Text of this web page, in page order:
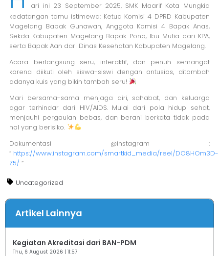
ari ini 23 September 2025, SMK Maarif Kota Mungkid
kedatangan tamu istimewa: Ketua Komisi 4 DPRD Kabupaten
Magelang Bapak Gunawan, Anggota Komisi 4 Bapak Anas,
Sekda Kabupaten Magelang Bapak Pono, Ibu Mutia dari KPA,
serta Bapak Aan dari Dinas Kesehatan Kabupaten Magelang.
Acara berlangsung seru, interaktif, dan penuh semangat
karena diikuti oleh siswa-siswi dengan antusias, ditambah
adanya kuis yang bikin tambah seru!
Mari bersama-sama menjaga diri, sahabat, dan keluarga
agar terhindar dari HIV/AIDS. Mulai dari pola hidup sehat,
menjauhi pergaulan bebas, dan berani berkata tidak pada
hal yang berisiko.
Dokumentasi @instagram :
” https://www.instagram.com/smartkid_media/reel/DO8HOm3D-
Z5/ “
Uncategorized
Artikel Lainnya
Kegiatan Akreditasi dari BAN-PDM
Thu, 6 August 2026 | 11:57